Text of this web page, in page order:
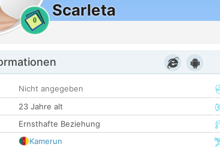
0
Scarleta
Nicht angegeben
23 Jahre alt
Ernsthafte Beziehung
Kamerun